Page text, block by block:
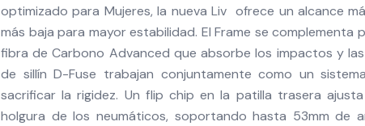
optimizado para Mujeres, la nueva Liv ofrece un alcance
más baja para mayor estabilidad. El Frame se complementa
fibra de Carbono Advanced que absorbe los impactos y
de sillín D-Fuse trabajan conjuntamente como un
sacrificar la rigidez. Un flip chip en la patilla trasera
holgura de los neumáticos, soportando hasta 53mm de